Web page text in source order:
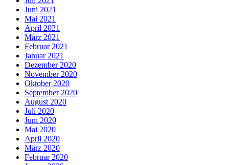
Juni 2021
Mai 2021
April 2021
März 2021
Februar 2021
Januar 2021
Dezember 2020
November 2020
Oktober 2020
September 2020
August 2020
Juli 2020
Juni 2020
Mai 2020
April 2020
März 2020
Februar 2020